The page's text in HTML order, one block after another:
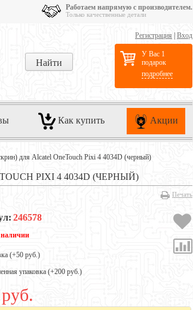
Работаем напрямую с производителем.
Только качественные детали
Регистрация Вход
У Вас 1
подарок
подробнее
Как купить Акции
для Alcatel OneTouch Pixi 4 4034D (черный)
PIXI 4 4034D (ЧЕРНЫЙ)
Печать
246578
(+50 руб.)
упаковка (+200 руб.)